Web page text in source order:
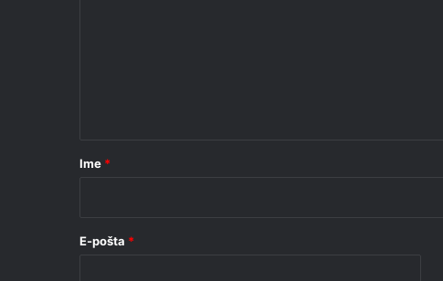
r
Ime *
E-pošta *